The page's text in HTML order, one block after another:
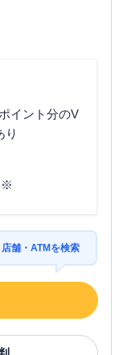
イント分のV
り
※
舗・ATMを検索